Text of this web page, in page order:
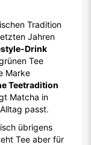
Tradition
Jahren
Drink
Tee
Marke
Teetradition
Matcha in
passt.
übrigens
Tee aber für